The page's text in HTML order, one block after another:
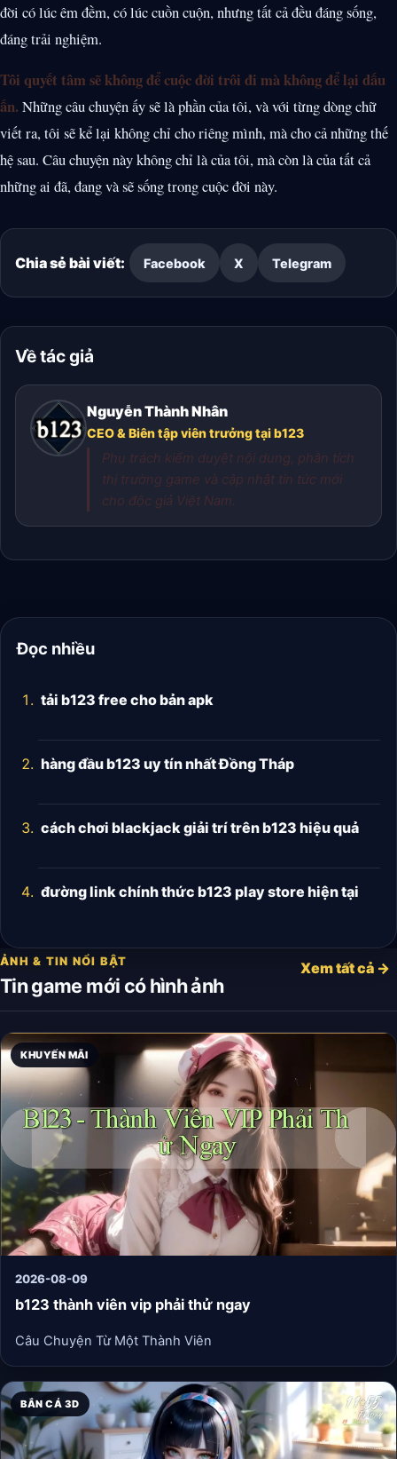
đời có lúc êm đềm, có lúc cuồn cuộn, nhưng tất cả đều đáng sống,
đáng trải nghiệm.
Tôi quyết tâm sẽ không để cuộc đời trôi đi mà không để lại dấu
ấn.Những câu chuyện ấy sẽ là phần của tôi, và với từng dòng chữ
viết ra, tôi sẽ kể lại không chỉ cho riêng mình, mà cho cả những thế
hệ sau. Câu chuyện này không chỉ là của tôi, mà còn là của tất cả
những ai đã, đang và sẽ sống trong cuộc đời này.
Chia sẻ bài viết: Facebook X Telegram
Về tác giả
Nguyễn Thành Nhân
CEO & Biên tập viên trưởng tại b123
Phụ trách kiểm duyệt nội dung, phân tích
thị trường game và cập nhật tin tức mới
cho độc giả Việt Nam.
Đọc nhiều
tải b123 free cho bản apk
hàng đầu b123 uy tín nhất Đồng Tháp
cách chơi blackjack giải trí trên b123 hiệu quả
đường link chính thức b123 play store hiện tại
ẢNH & TIN NỔI BẬT
Tin game mới có hình ảnh
Xem tất cả →
KHUYẾN MÃI
2026-08-09
b123 thành viên vip phải thử ngay
Câu Chuyện Từ Một Thành Viên
BẮN CÁ 3D